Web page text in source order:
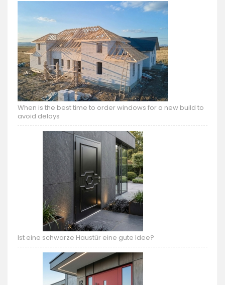
When is the best time to order windows for a new build to
avoid delays
Ist eine schwarze Haustür eine gute Idee?